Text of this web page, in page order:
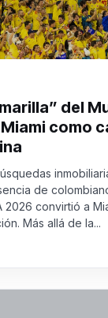
del
como
de
2026 convirtió a
Más allá de la...